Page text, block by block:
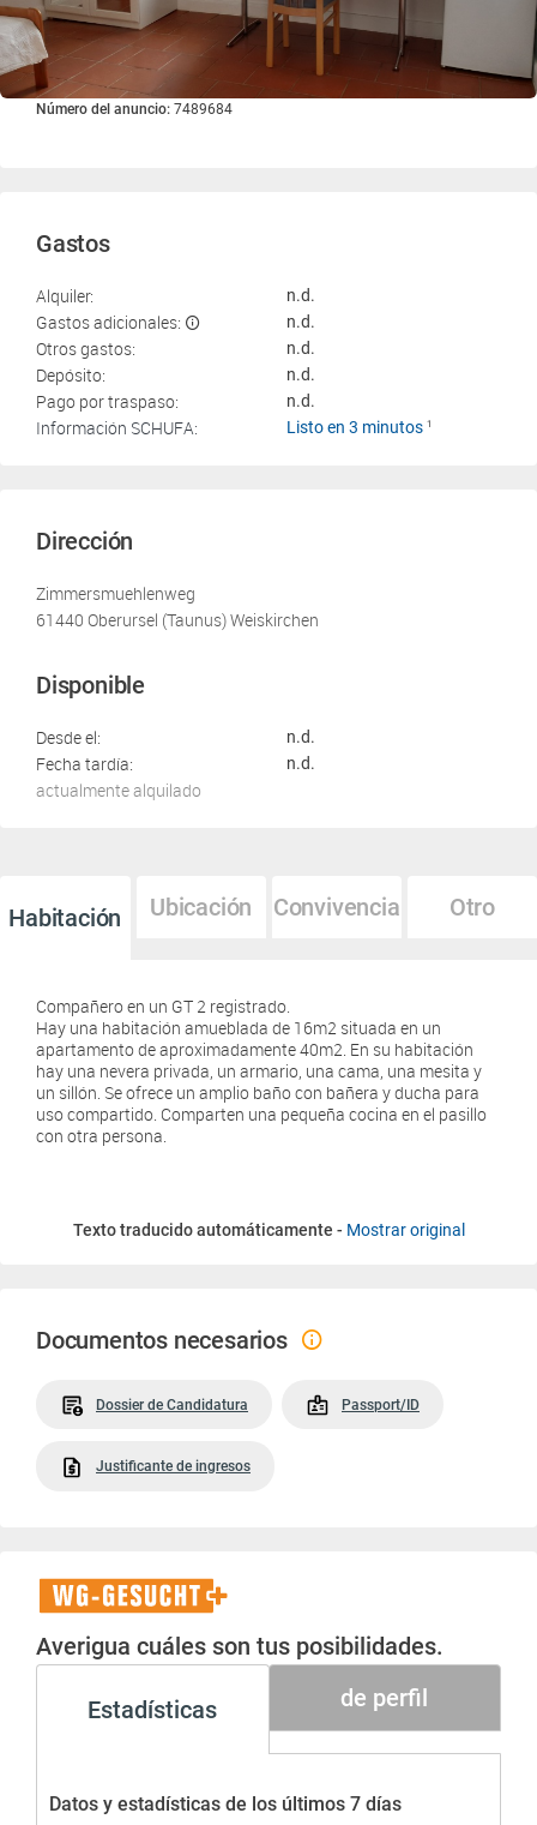
Número del anuncio: 7489684
Gastos
Alquiler: n.d.
Gastos adicionales: n.d.
Otros gastos: n.d.
Depósito: n.d.
Pago por traspaso: n.d.
Información SCHUFA: Listo en 3 minutos 1
Dirección
Zimmersmuehlenweg
61440 Oberursel (Taunus) Weiskirchen
Disponible
Desde el: n.d.
Fecha tardía: n.d.
actualmente alquilado
Habitación Ubicación Convivencia Otro
Compañero en un GT 2 registrado.
Hay una habitación amueblada de 16m2 situada en un
apartamento de aproximadamente 40m2. En su habitación
hay una nevera privada, un armario, una cama, una mesita y
un sillón. Se ofrece un amplio baño con bañera y ducha para
uso compartido. Comparten una pequeña cocina en el pasillo
con otra persona.
Texto traducido automáticamente - Mostrar original
Documentos necesarios
Dossier de Candidatura Passport/ID
Justificante de ingresos
WG-
Gesucht+
Averigua cuáles son tus posibilidades.
Estadísticas de perfil
Datos y estadísticas de los últimos 7 días